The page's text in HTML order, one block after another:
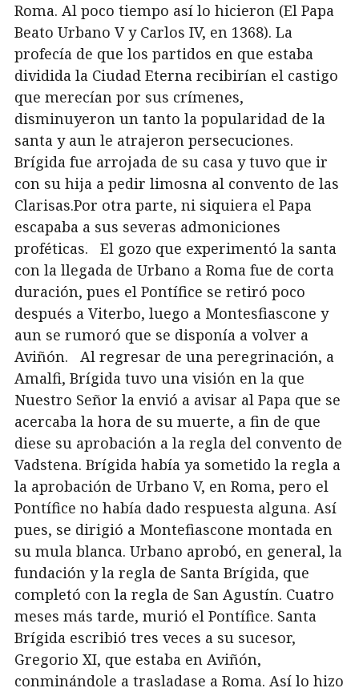
Roma. Al poco tiempo así lo hicieron (El Papa
Beato Urbano V y Carlos IV, en 1368). La
profecía de que los partidos en que estaba
dividida la Ciudad Eterna recibirían el castigo
que merecían por sus crímenes,
disminuyeron un tanto la popularidad de la
santa y aun le atrajeron persecuciones.
Brígida fue arrojada de su casa y tuvo que ir
con su hija a pedir limosna al convento de las
Clarisas.Por otra parte, ni siquiera el Papa
escapaba a sus severas admoniciones
proféticas. El gozo que experimentó la santa
con la llegada de Urbano a Roma fue de corta
duración, pues el Pontífice se retiró poco
después a Viterbo, luego a Montesfiascone y
aun se rumoró que se disponía a volver a
Aviñón. Al regresar de una peregrinación, a
Amalfi, Brígida tuvo una visión en la que
Nuestro Señor la envió a avisar al Papa que se
acercaba la hora de su muerte, a fin de que
diese su aprobación a la regla del convento de
Vadstena. Brígida había ya sometido la regla a
la aprobación de Urbano V, en Roma, pero el
Pontífice no había dado respuesta alguna. Así
pues, se dirigió a Montefiascone montada en
su mula blanca. Urbano aprobó, en general, la
fundación y la regla de Santa Brígida, que
completó con la regla de San Agustín. Cuatro
meses más tarde, murió el Pontífice. Santa
Brígida escribió tres veces a su sucesor,
Gregorio XI, que estaba en Aviñón,
conminándole a trasladase a Roma. Así lo hizo